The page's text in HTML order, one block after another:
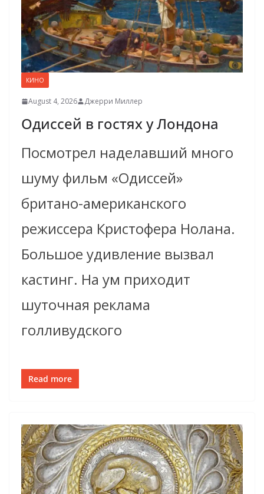
КИНО
August 4, 2026 Джерри Миллер
Одиссей в гостях у Лондона
Посмотрел наделавший много
шуму фильм «Одиссей»
британо-американского
режиссера Кристофера Нолана.
Большое удивление вызвал
кастинг. На ум приходит
шуточная реклама
голливудского
Read more